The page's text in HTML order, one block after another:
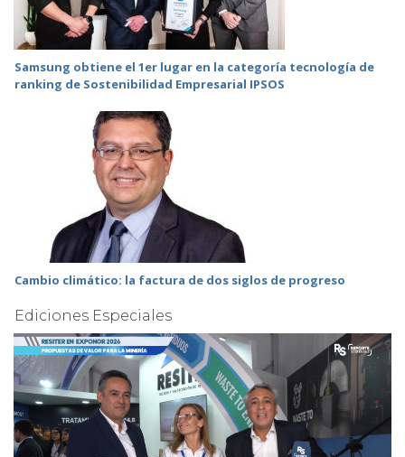
Samsung obtiene el 1er lugar en la categoría tecnología de
ranking de Sostenibilidad Empresarial IPSOS
Cambio climático: la factura de dos siglos de progreso
Ediciones Especiales